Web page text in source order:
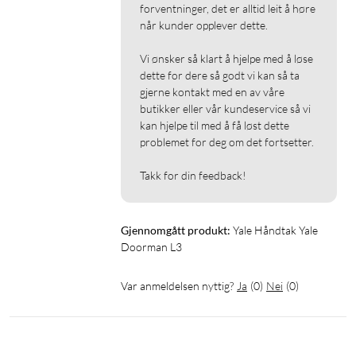
forventninger, det er alltid leit å høre
når kunder opplever dette.
Vi ønsker så klart å hjelpe med å løse
dette for dere så godt vi kan så ta
gjerne kontakt med en av våre
butikker eller vår kundeservice så vi
kan hjelpe til med å få løst dette
problemet for deg om det fortsetter.
Takk for din feedback!
Gjennomgått produkt: Yale Håndtak Yale
Doorman L3
Var anmeldelsen nyttig? Ja (0) Nei (0)